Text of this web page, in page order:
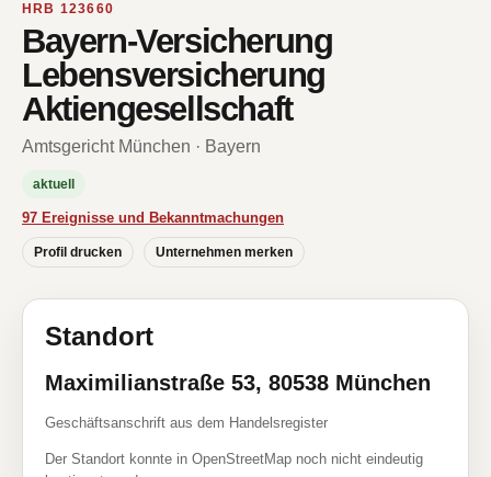
HRB 123660
Bayern-Versicherung
Lebensversicherung
Aktiengesellschaft
Amtsgericht München · Bayern
aktuell
97 Ereignisse und Bekanntmachungen
Profil drucken Unternehmen merken
Standort
Maximilianstraße 53, 80538 München
Geschäftsanschrift aus dem Handelsregister
Der Standort konnte in OpenStreetMap noch nicht eindeutig